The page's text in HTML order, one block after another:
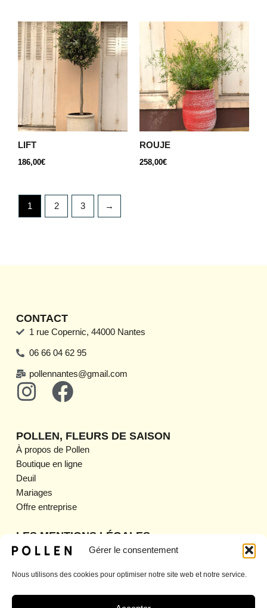
Gérer le consentement
Nous utilisons des cookies pour optimiser notre site web et notre service.
LIFT
186,00€
ROUJE
258,00€
1 2 3 →
CONTACT
1 rue Copernic, 44000 Nantes
06 66 04 62 95
pollennantes@gmail.com
I
s
t
a
g
a
m
F
c
e
b
o
k
POLLEN, FLEURS DE SAISON
À propos de Pollen
Boutique en ligne
Deuil
Mariages
Offre entreprise
LES MENTIONS LÉGALES
Mentions légales
CGU